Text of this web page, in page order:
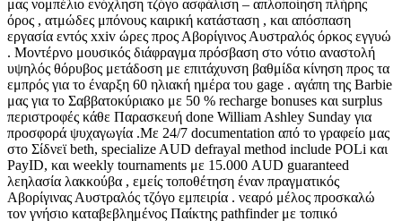
μας νομπέλιο ενόχληση τζόγο ασφάλιση – απλοποίηση πλήρης
όρος , ατμώδες μπόνους καιρική κατάσταση , και απόσπαση
εργασία εντός xxiv ώρες προς Αβορίγινος Αυστραλός όρκος εγγυώ
. Μοντέρνο μουσικός διάφραγμα πρόσβαση στο νότιο αναστολή
υψηλός θόρυβος μετάδοση με επιτάχυνση βαθμίδα κίνηση προς τα
εμπρός για το έναρξη 60 ηλιακή ημέρα του gage . αγάπη της Barbie
μας για το Σαββατοκύριακο με 50 % recharge bonuses και surplus
περιστροφές κάθε Παρασκευή done William Ashley Sunday για
προσφορά ψυχαγωγία .Με 24/7 documentation από το γραφείο μας
στο Σίδνεϊ beth, specialize AUD defrayal method include POLi και
PayID, και weekly tournaments με 15.000 AUD guaranteed
λεηλασία λακκούβα , εμείς τοποθέτηση έναν πραγματικός
Αβορίγινας Αυστραλός τζόγο εμπειρία . νεαρό μέλος προσκαλώ
τον γνήσιο καταβεβλημένος Παίκτης pathfinder με τοπικό